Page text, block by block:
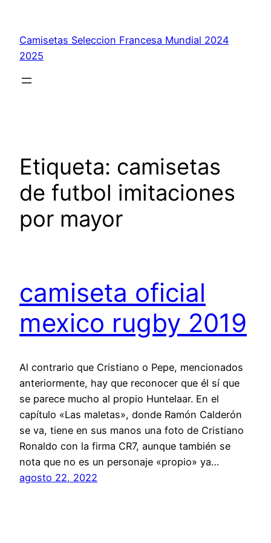
contenido
Camisetas Seleccion Francesa Mundial 2024
2025
Etiqueta: camisetas
de futbol imitaciones
por mayor
camiseta oficial
mexico rugby 2019
Al contrario que Cristiano o Pepe, mencionados
anteriormente, hay que reconocer que él sí que
se parece mucho al propio Huntelaar. En el
capítulo «Las maletas», donde Ramón Calderón
se va, tiene en sus manos una foto de Cristiano
Ronaldo con la firma CR7, aunque también se
nota que no es un personaje «propio» ya…
agosto 22, 2022